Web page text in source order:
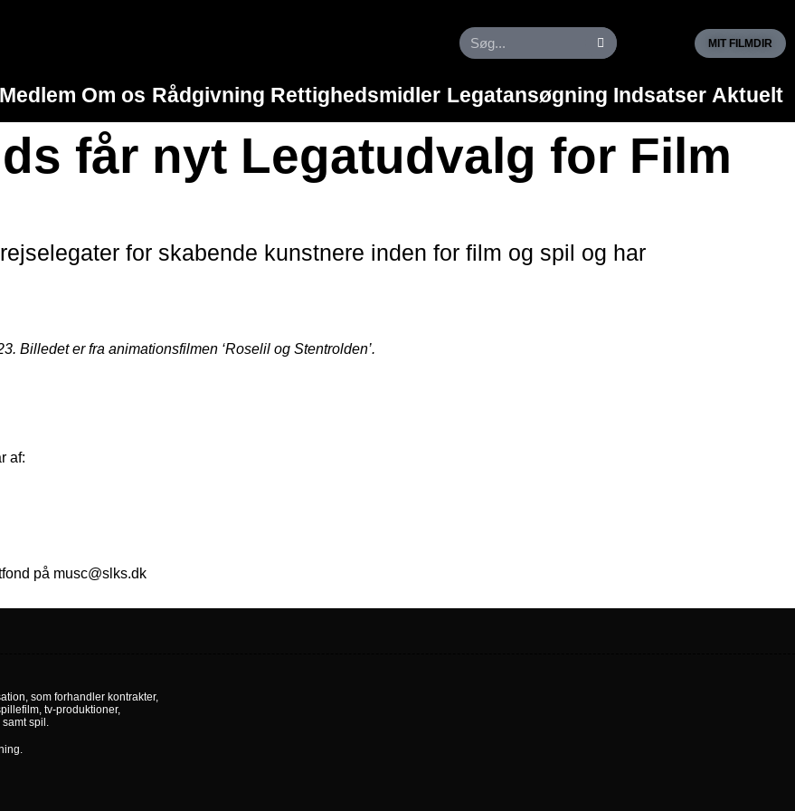
MIT FILMDIR
Om os Rådgivning Rettighedsmidler Legatansøgning Indsatser Aktuelt
får nyt Legatudvalg for Film
for skabende kunstnere inden for film og spil og har
Billedet er fra animationsfilmen ‘Roselil og Stentrolden’.
af:
på musc@slks.dk
som forhandler kontrakter,
tv-produktioner,
spil.